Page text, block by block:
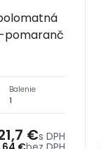
pomaranč
Balenie
1
€s DPH